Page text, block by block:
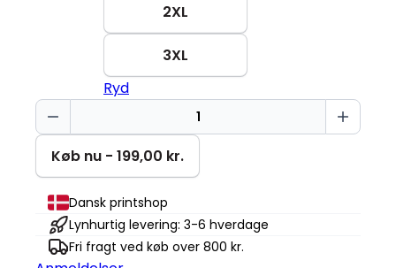
2XL
3XL
Ryd
Taler
flydende
sarkasme
Creator
2.0
antal
Køb nu - 199,00 kr.
Dansk printshop
Lynhurtig levering: 3-6 hverdage
Fri fragt ved køb over 800 kr.